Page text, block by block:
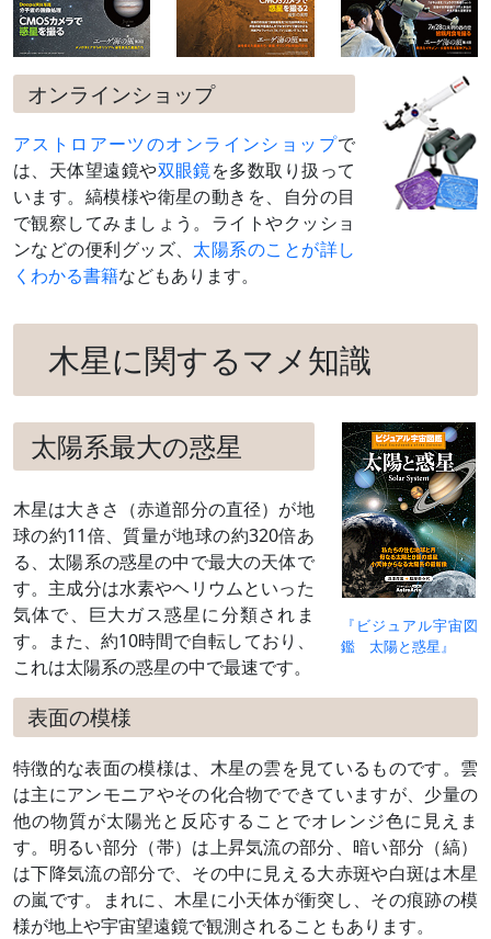
オンラインショップ
アストロアーツのオンラインショップで
は、天体望遠鏡や双眼鏡を多数取り扱って
います。縞模様や衛星の動きを、自分の目
で観察してみましょう。ライトやクッショ
ンなどの便利グッズ、 太陽系のことが詳し
くわかる書籍などもあります。
木星に関するマメ知識
太陽系最大の惑星
木星は大きさ（赤道部分の直径）が地
球の約11倍、質量が地球の約320倍あ
る、太陽系の惑星の中で最大の天体で
す。主成分は水素やヘリウムといった
気体で、巨大ガス惑星に分類されま
す。また、約10時間で自転しており、
これは太陽系の惑星の中で最速です。
『ビジュアル宇宙図
鑑 太陽と惑星』
表面の模様
特徴的な表面の模様は、木星の雲を見ているものです。雲
は主にアンモニアやその化合物でできていますが、少量の
他の物質が太陽光と反応することでオレンジ色に見えま
す。明るい部分（帯）は上昇気流の部分、暗い部分（縞）
は下降気流の部分で、その中に見える大赤斑や白斑は木星
の嵐です。まれに、木星に小天体が衝突し、その痕跡の模
様が地上や宇宙望遠鏡で観測されることもあります。